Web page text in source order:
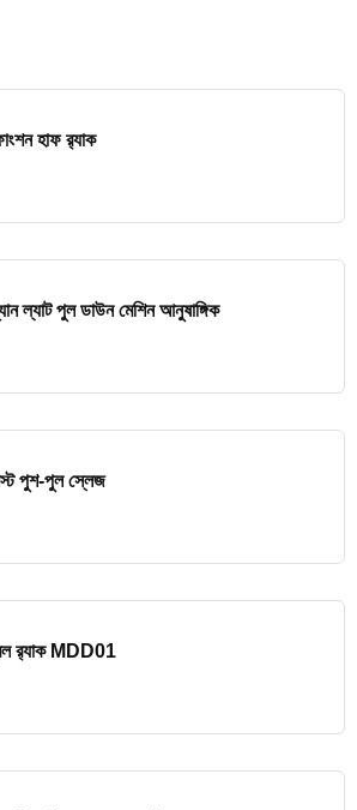
ফাংশন হাফ র‍্যাক
ল্যাট পুল ডাউন মেশিন আনুষাঙ্গিক
পুশ-পুল স্লেজ
র‍্যাক MDD01